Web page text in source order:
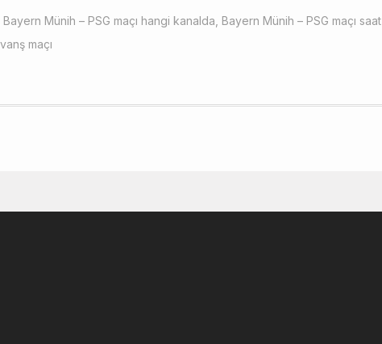
Bayern Münih – PSG maçı hangi kanalda Bayern Münih – PSG maçı saat
maçı